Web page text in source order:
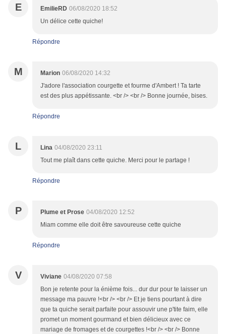
E EmilieRD 06/08/2020 18:52
Un délice cette quiche!
Répondre
M Marion 06/08/2020 14:32
J'adore l'association courgette et fourme d'Ambert ! Ta tarte
est des plus appétissante. <br /> <br /> Bonne journée, bises.
Répondre
L Lina 04/08/2020 23:11
Tout me plaît dans cette quiche. Merci pour le partage !
Répondre
P Plume et Prose 04/08/2020 12:52
Miam comme elle doit être savoureuse cette quiche
Répondre
V Viviane 04/08/2020 07:58
Bon je retente pour la énième fois... dur dur pour te laisser un
message ma pauvre !<br /> <br /> Et je tiens pourtant à dire
que ta quiche serait parfaite pour assouvir une p'tite faim, elle
promet un moment gourmand et bien délicieux avec ce
mariage de fromages et de courgettes !<br /> <br /> Bonne